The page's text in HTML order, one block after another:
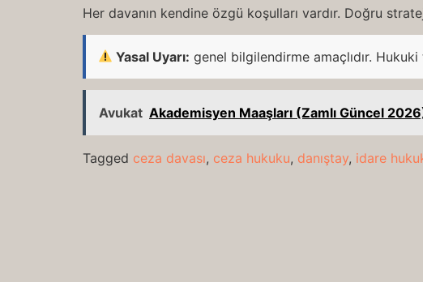
Her davanın kendine özgü koşulları vardır. Doğru
Yasal Uyarı: genel bilgilendirme amaçlıdır.
Avukat Akademisyen Maaşları (Zamlı Güncel
Tagged ceza davası, ceza hukuku, danıştay, idare